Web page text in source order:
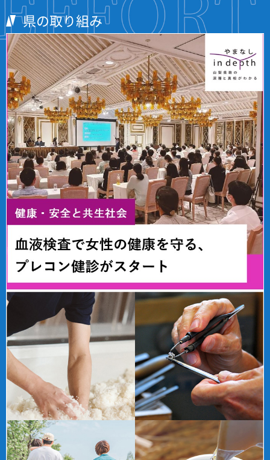
県の取り組み